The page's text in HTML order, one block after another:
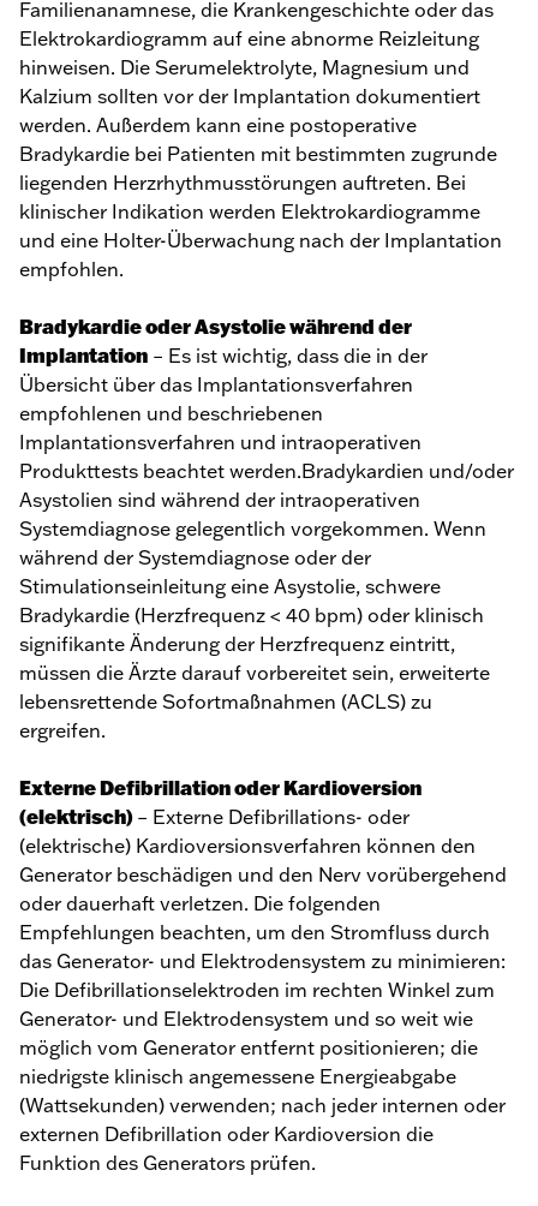
Familienanamnese, die Krankengeschichte oder das
Elektrokardiogramm auf eine abnorme Reizleitung
hinweisen. Die Serumelektrolyte, Magnesium und
Kalzium sollten vor der Implantation dokumentiert
werden. Außerdem kann eine postoperative
Bradykardie bei Patienten mit bestimmten zugrunde
liegenden Herzrhythmusstörungen auftreten. Bei
klinischer Indikation werden Elektrokardiogramme
und eine Holter-Überwachung nach der Implantation
empfohlen.
Bradykardie oder Asystolie während der
Implantation – Es ist wichtig, dass die in der
Übersicht über das Implantationsverfahren
empfohlenen und beschriebenen
Implantationsverfahren und intraoperativen
Produkttests beachtet werden.Bradykardien und/oder
Asystolien sind während der intraoperativen
Systemdiagnose gelegentlich vorgekommen. Wenn
während der Systemdiagnose oder der
Stimulationseinleitung eine Asystolie, schwere
Bradykardie (Herzfrequenz < 40 bpm) oder klinisch
signifikante Änderung der Herzfrequenz eintritt,
müssen die Ärzte darauf vorbereitet sein, erweiterte
lebensrettende Sofortmaßnahmen (ACLS) zu
ergreifen.
Externe Defibrillation oder Kardioversion
(elektrisch) – Externe Defibrillations- oder
(elektrische) Kardioversionsverfahren können den
Generator beschädigen und den Nerv vorübergehend
oder dauerhaft verletzen. Die folgenden
Empfehlungen beachten, um den Stromfluss durch
das Generator- und Elektrodensystem zu minimieren:
Die Defibrillationselektroden im rechten Winkel zum
Generator- und Elektrodensystem und so weit wie
möglich vom Generator entfernt positionieren; die
niedrigste klinisch angemessene Energieabgabe
(Wattsekunden) verwenden; nach jeder internen oder
externen Defibrillation oder Kardioversion die
Funktion des Generators prüfen.